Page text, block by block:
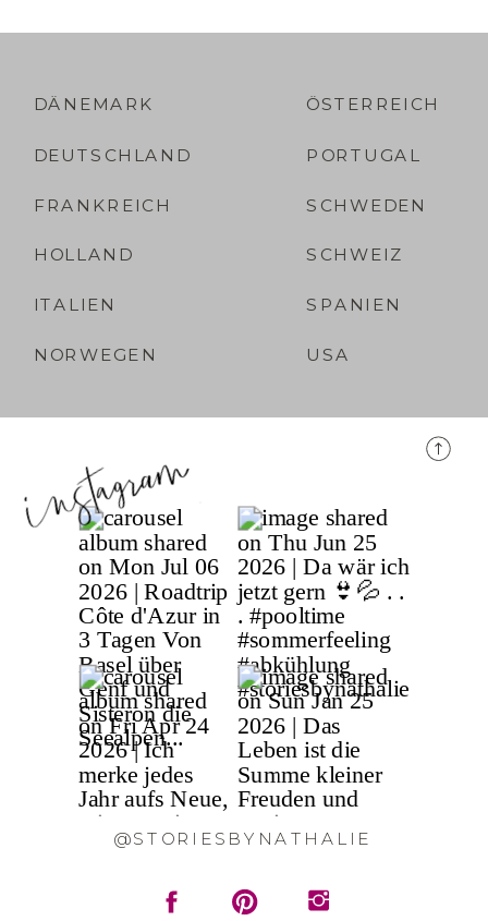
SPANIEN
SCHWEIZ
SCHWEDEN
PORTUGAL
ÖSTERREICH
NORWEGEN
ITALIEN
HOLLAND
FRANKREICH
DEUTSCHLAND
DÄNEMARK
USA
@STORIESBYNATHALIE